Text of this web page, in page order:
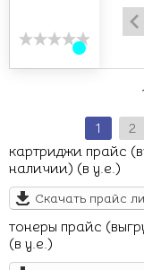
1
2
картриджи прайс
наличии) (в у.е.)
Скачать прайс
тонеры прайс
(в у.е.)